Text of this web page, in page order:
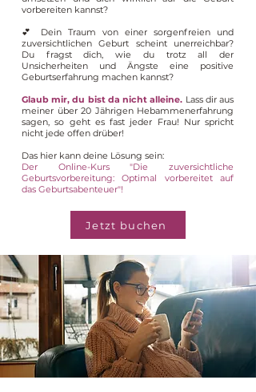
vorbereiten kannst?
💕 Dein Traum von einer sorgenfreien und
zuversichtlichen Geburt scheint unerreichbar?
Du fragst dich, wie du trotz all der
Unsicherheiten und Ängste eine positive
Geburtserfahrung machen kannst?
Glaub mir, du bist da nicht alleine. Lass dir aus
meiner über 20 Jährigen Hebammenerfahrung
sagen, so geht es fast jeder Frau! Nur spricht
nicht jede offen drüber!
Das hier kann deine Lösung sein:
Der Online-Kurs "Die zuversichtliche
Geburtsvorbereitung: Optimal vorbereitet auf
das Geburtsabenteuer"!
Jetzt buchen